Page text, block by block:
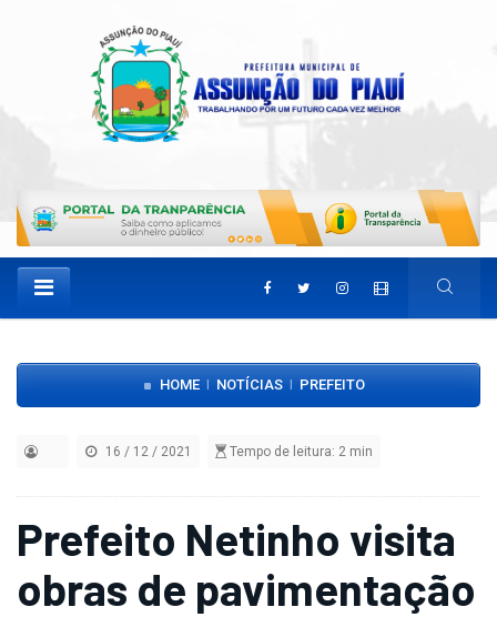
HOME| NOTÍCIAS| PREFEITO
16 / 12 / 2021 Tempo de leitura: 2 min
Prefeito Netinho visita
obras de pavimentação